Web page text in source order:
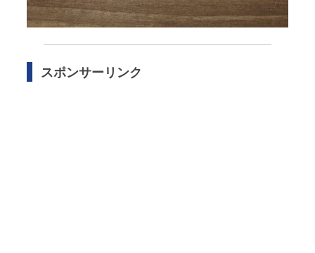
スポンサーリンク